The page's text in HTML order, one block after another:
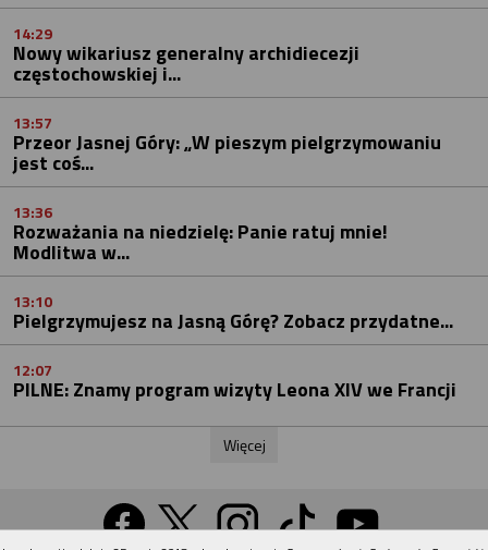
14:29
Nowy wikariusz generalny archidiecezji
częstochowskiej i...
13:57
Przeor Jasnej Góry: „W pieszym pielgrzymowaniu
jest coś...
13:36
Rozważania na niedzielę: Panie ratuj mnie!
Modlitwa w...
13:10
Pielgrzymujesz na Jasną Górę? Zobacz przydatne...
12:07
PILNE: Znamy program wizyty Leona XIV we Francji
Więcej